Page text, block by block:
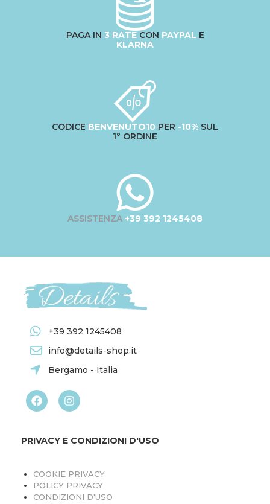
PAGA IN 3 RATECON PAYPAL E
KLARNA
CODICE BENVENUTO10 PER -10% SUL
1° ORDINE
ASSISTENZA +39 392 1245408
+39 392 1245408
info@details-shop.it
Bergamo - Italia
PRIVACY E CONDIZIONI D'USO
COOKIE PRIVACY
POLICY PRIVACY
CONDIZIONI D'USO